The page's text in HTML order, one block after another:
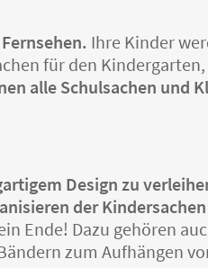
Ihre Kinder
für den
alle Schulsachen und
Design zu
der
Ende! Dazu gehören
zum Aufhängen